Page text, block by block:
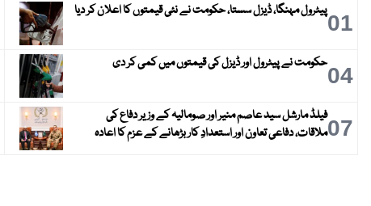
01پیٹرول مہنگا، ڈیزل سستا، حکومت نے نئی قیمتوں کا اعلان کر دیا
04حکومت نے پیٹرول اور ڈیزل کی قیمتوں میں کمی کر دی
07فیلڈ مارشل سید عاصم منیر اور صومالیہ کے وزیر دفاع کی
ملاقات، دفاعی تعاون اور استعدادِ کار بڑھانے کے عزم کا اعادہ